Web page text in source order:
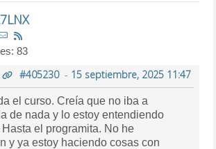
83
#405230- 15 septiembre, 2025 11:47
el curso. Creía que no iba a
de nada y lo estoy entendiendo
el programita. No he
y ya estoy haciendo cosas con